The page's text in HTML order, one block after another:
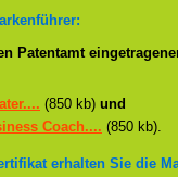
Patentamt
(850 kb) und
Coach.... (850 kb).
erhalten Sie die